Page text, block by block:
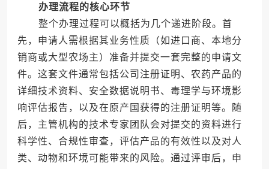
办理流程的核心环节
整个办理过程可以概括为几个递进阶段。首
先，申请人需根据其业务性质（如进口商、本地分
销商或大型农场主）准备并提交一套完整的申请文
件。这套文件通常包括公司注册证明、农药产品的
详细技术资料、安全数据说明书、毒理学与环境影
响评估报告，以及在原产国获得的注册证明等。随
后，主管机构的技术专家团队会对提交的资料进行
科学性、合规性审查，评估产品的有效性以及对人
类、动物和环境可能带来的风险。通过评审后，申